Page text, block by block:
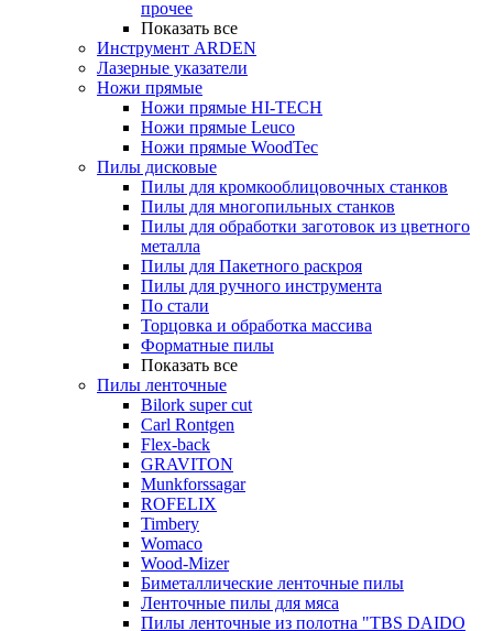
прочее
Показать все
Инструмент ARDEN
Лазерные указатели
Ножи прямые
Ножи прямые HI-TECH
Ножи прямые Leuco
Ножи прямые WoodTec
Пилы дисковые
Пилы для кромкооблицовочных станков
Пилы для многопильных станков
Пилы для обработки заготовок из цветного
металла
Пилы для Пакетного раскроя
Пилы для ручного инструмента
По стали
Торцовка и обработка массива
Форматные пилы
Показать все
Пилы ленточные
Bilork super cut
Carl Rontgen
Flex-back
GRAVITON
Munkforssagar
ROFELIX
Timbery
Womaco
Wood-Mizer
Биметаллические ленточные пилы
Ленточные пилы для мяса
Пилы ленточные из полотна "TBS DAIDO